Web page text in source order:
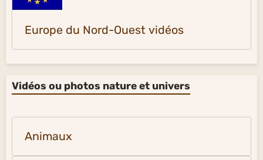
Europe du Nord-Ouest vidéos
Vidéos ou photos nature et univers
Animaux